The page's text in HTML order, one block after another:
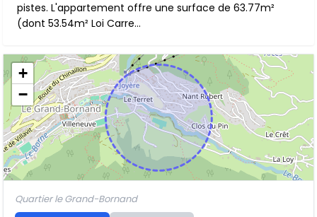
pistes. L'appartement offre une surface de 63.77m²
(dont 53.54m² Loi Carre...
+
−
Quartier le Grand-Bornand